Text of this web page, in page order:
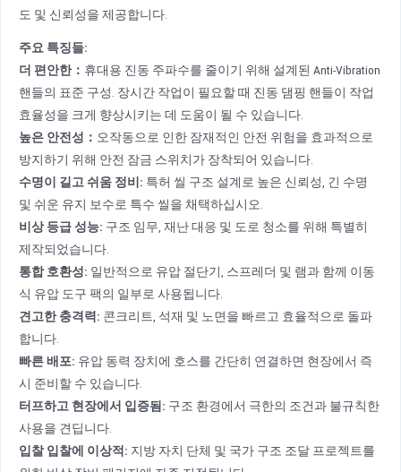
도 및 신뢰성을 제공합니다.
주요 특징들:
더 편안한： 휴대용 진동 주파수를 줄이기 위해 설계된 Anti-Vibration
핸들의 표준 구성. 장시간 작업이 필요할 때 진동 댐핑 핸들이 작업
효율성을 크게 향상시키는 데 도움이 될 수 있습니다.
높은 안전성 ： 오작동으로 인한 잠재적인 안전 위험을 효과적으로
방지하기 위해 안전 잠금 스위치가 장착되어 있습니다.
수명이 길고 쉬움 정비 : 특허 씰 구조 설계로 높은 신뢰성, 긴 수명
및 쉬운 유지 보수로 특수 씰을 채택하십시오.
비상 등급 성능: 구조 임무, 재난 대응 및 도로 청소를 위해 특별히
제작되었습니다.
통합 호환성: 일반적으로 유압 절단기, 스프레더 및 램과 함께 이동
식 유압 도구 팩의 일부로 사용됩니다.
견고한 충격력: 콘크리트, 석재 및 노면을 빠르고 효율적으로 돌파
합니다.
빠른 배포: 유압 동력 장치에 호스를 간단히 연결하면 현장에서 즉
시 준비할 수 있습니다.
터프하고 현장에서 입증됨: 구조 환경에서 극한의 조건과 불규칙한
사용을 견딥니다.
입찰 입찰에 이상적: 지방 자치 단체 및 국가 구조 조달 프로젝트를